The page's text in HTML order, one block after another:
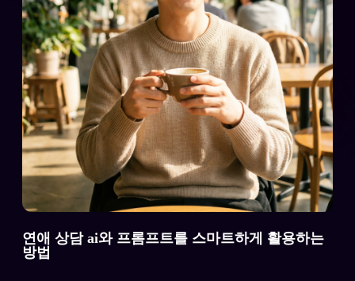
연애 상담 ai와 프롬프트를 스마트하게 활용하는
방법